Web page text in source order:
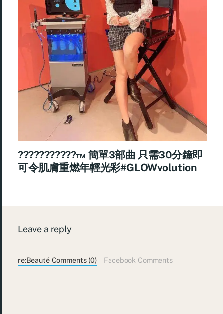
???????????™ 簡單3部曲 只需30分鐘即
可令肌膚重燃年輕光彩#GLOWvolution
Leave a reply
re:Beauté Comments (0) Facebook Comments